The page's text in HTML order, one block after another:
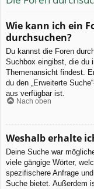
Wie kann ich ein
durchsuchen?
Du kannst die Foren
Suchbox eingibst, die du
Themenansicht findest.
du den „Erweiterte
aus verfügbar ist.
Nach oben
Weshalb erhalte
Deine Suche war
viele gängige Wörter,
spezifischere Anfrage
Suche bietet. Außerdem